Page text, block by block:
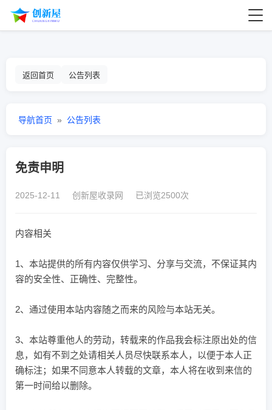
返回首页 公告列表
导航首页 » 公告列表
免责申明
2025-12-11 创新屋收录网 已浏览2500次
内容相关
1、本站提供的所有内容仅供学习、分享与交流，不保证其内
容的安全性、正确性、完整性。
2、通过使用本站内容随之而来的风险与本站无关。
3、本站尊重他人的劳动，转载来的作品我会标注原出处的信
息，如有不到之处请相关人员尽快联系本人，以便于本人正
确标注；如果不同意本人转载的文章，本人将在收到来信的
第一时间给以删除。